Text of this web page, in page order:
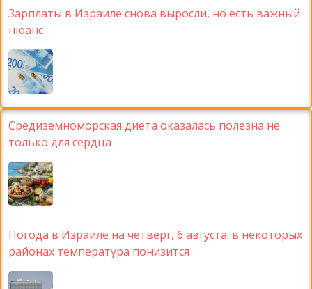
Зарплаты в Израиле снова выросли, но есть важный
нюанс
Средиземноморская диета оказалась полезна не
только для сердца
Погода в Израиле на четверг, 6 августа: в некоторых
районах температура понизится